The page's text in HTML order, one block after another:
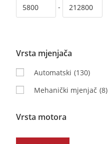
-
Vrsta mjenjača
Automatski (130)
Mehanički mjenjač (8)
Vrsta motora